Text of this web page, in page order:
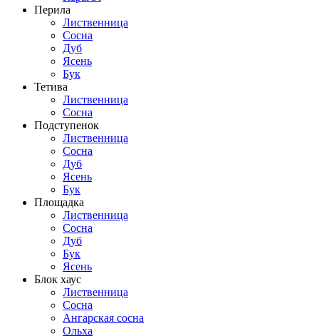
Перила
Лиственница
Сосна
Дуб
Ясень
Бук
Тетива
Лиственница
Сосна
Подступенок
Лиственница
Сосна
Дуб
Ясень
Бук
Площадка
Лиственница
Сосна
Дуб
Бук
Ясень
Блок хаус
Лиственница
Сосна
Ангарская сосна
Ольха